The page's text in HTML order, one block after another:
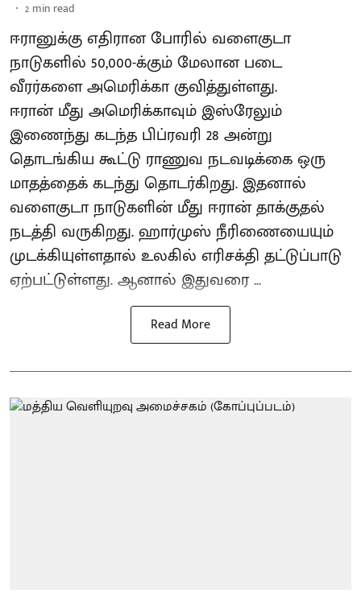
2 min read
ஈரானுக்கு எதிரான போரில் வளைகுடா
நாடுகளில் 50,000-க்கும் மேலான படை
வீரர்களை அமெரிக்கா குவித்துள்ளது.
ஈரான் மீது அமெரிக்காவும் இஸ்ரேலும்
இணைந்து கடந்த பிப்ரவரி 28 அன்று
தொடங்கிய கூட்டு ராணுவ நடவடிக்கை ஒரு
மாதத்தைக் கடந்து தொடர்கிறது. இதனால்
வளைகுடா நாடுகளின் மீது ஈரான் தாக்குதல்
நடத்தி வருகிறது. ஹார்முஸ் நீரிணையையும்
முடக்கியுள்ளதால் உலகில் எரிசக்தி தட்டுப்பாடு
ஏற்பட்டுள்ளது. ஆனால் இதுவரை ...
Read More